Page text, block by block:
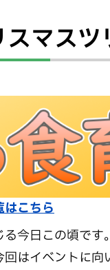
マスツ
はこちら
今日この頃で
はイベントに向